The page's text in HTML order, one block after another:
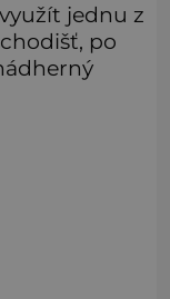
jednu z
po